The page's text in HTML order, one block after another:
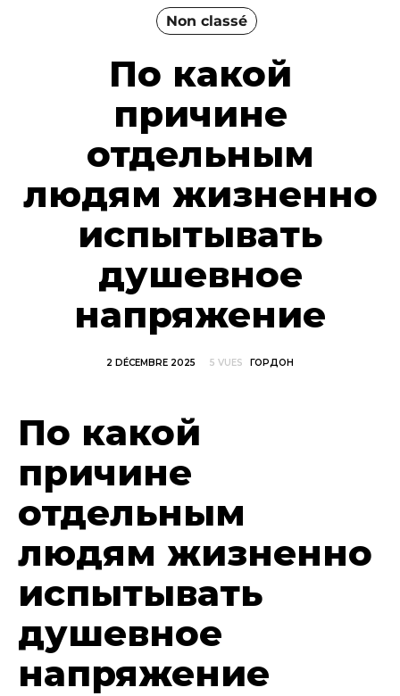
Non classé
По какой
причине
отдельным
людям жизненно
испытывать
душевное
напряжение
2 DÉCEMBRE 2025 5 VUES ГОРДОН
По какой
причине
отдельным
людям жизненно
испытывать
душевное
напряжение